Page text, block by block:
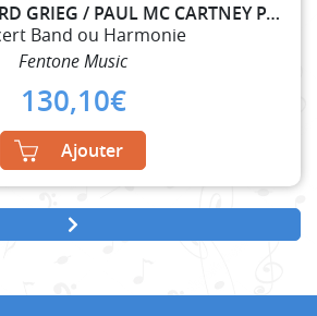
LENNON / EDVARD GRIEG / PAUL MC CARTNEY PAUL
Band ou Harmonie
Fentone Music
130,10€
Ajouter